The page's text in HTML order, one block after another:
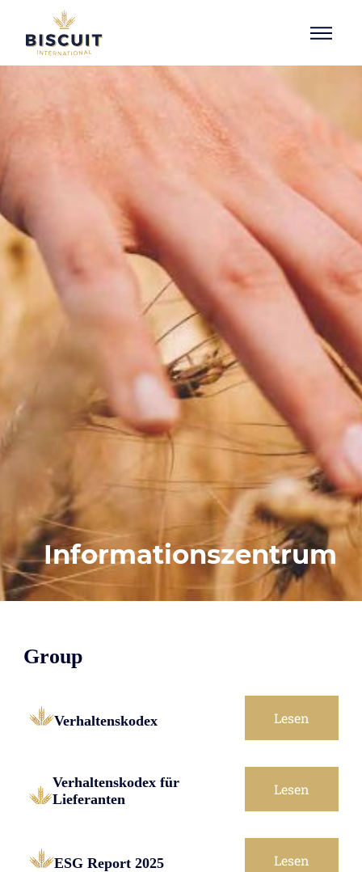
Aller au contenu
Informationszentrum
Group
Verhaltenskodex Lesen
Verhaltenskodex für
Lieferanten
Lesen
ESG Report 2025 Lesen